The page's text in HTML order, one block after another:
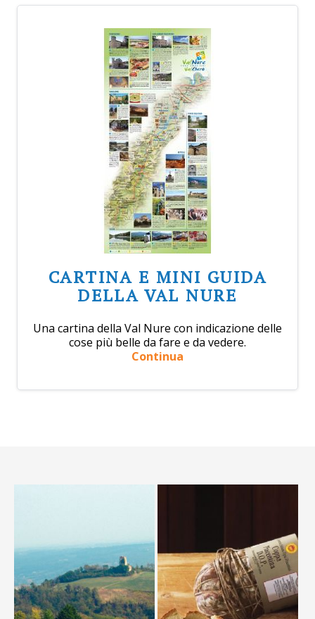
CARTINA E MINI GUIDA
DELLA VAL NURE
Una cartina della Val Nure con indicazione delle
cose più belle da fare e da vedere.
Continua